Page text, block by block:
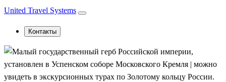
United Travel Systems
Контакты